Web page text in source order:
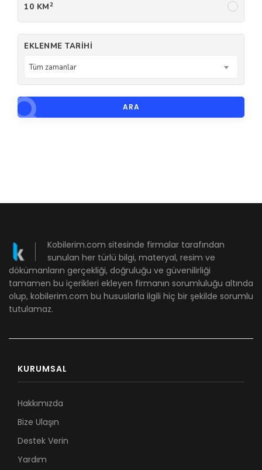
10 KM2
EKLENME TARIHI
Tüm zamanlar
ARA
Kobilerim.com sitesinde firmalar tarafından
sunulan her türlü bilgi, materyal, resim ve
dökümanların gerçekliği, doğruluğu ve güvenilirliği
tamamen bu içerikleri ekleyen firmanın sorumluluğu altında
olup, kobilerim.com bu hususlarla ilgili hiç bir şekilde sorumlu
tutulamaz.
KURUMSAL
Hakkımızda
Bize Ulaşın
Destek Verin
Yardım